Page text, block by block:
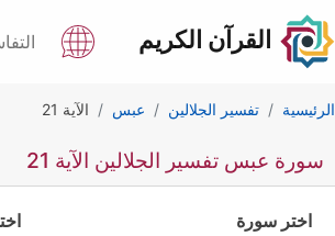
القرآن الكريم
الرئيسية تفسير الجلالين عبس الآية 21
سورة عبس تفسير الجلالين الآية 21
اختر سورة